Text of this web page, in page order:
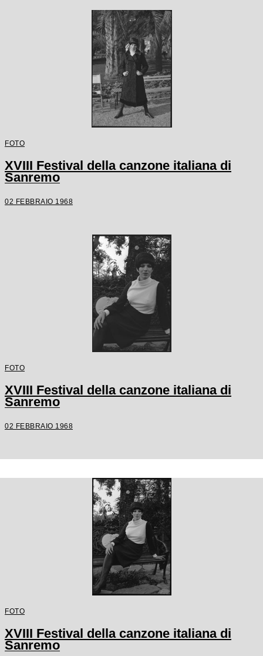
FOTO
XVIII Festival della canzone italiana di
Sanremo
02 FEBBRAIO 1968
FOTO
XVIII Festival della canzone italiana di
Sanremo
02 FEBBRAIO 1968
FOTO
XVIII Festival della canzone italiana di
Sanremo